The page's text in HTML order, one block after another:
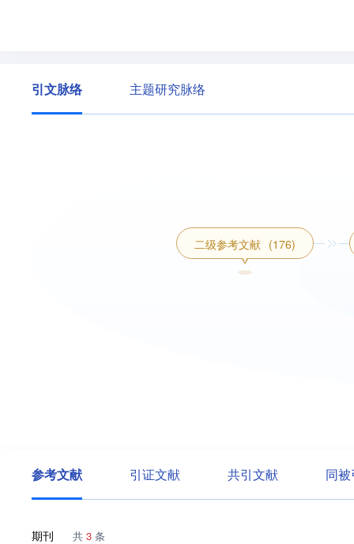
引文脉络 主题研究脉络
二级参考文献 (176)
参考文献 引证文献 共引文献 同
期刊 共 3 条